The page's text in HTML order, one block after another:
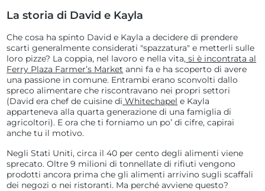
La storia di David e Kayla
Che cosa ha spinto David e Kayla a decidere di prendere
scarti generalmente considerati "spazzatura" e metterli sulle
loro pizze? La coppia, nel lavoro e nella vita, si è incontrata al
Ferry Plaza Farmer’s Market anni fa e ha scoperto di avere
una passione in comune. Entrambi erano sconvolti dallo
spreco alimentare che riscontravano nei propri settori
(David era chef de cuisine di Whitechapel e Kayla
apparteneva alla quarta generazione di una famiglia di
agricoltori). E ora che ti forniamo un po’ di cifre, capirai
anche tu il motivo.
Negli Stati Uniti, circa il 40 per cento degli alimenti viene
sprecato. Oltre 9 milioni di tonnellate di rifiuti vengono
prodotti ancora prima che gli alimenti arrivino sugli scaffali
dei negozi o nei ristoranti. Ma perché avviene questo?